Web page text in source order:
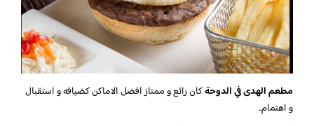
مطعم الهدى في الدوحةكان رائع و ممتاز افضل الاماكن كضيافه و استقبال
و اهتمام..